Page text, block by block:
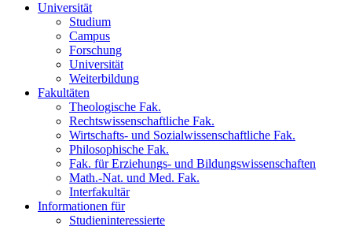
Universität
Studium
Campus
Forschung
Universität
Weiterbildung
Fakultäten
Theologische Fak.
Rechtswissenschaftliche Fak.
Wirtschafts- und Sozialwissenschaftliche Fak.
Philosophische Fak.
Fak. für Erziehungs- und Bildungswissenschaften
Math.-Nat. und Med. Fak.
Interfakultär
Informationen für
Studieninteressierte